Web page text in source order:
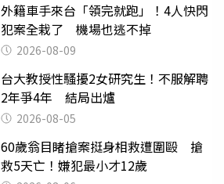
外籍車手來台「領完就跑」！4人快閃
犯案全栽了 機場也逃不掉
2026-08-09
台大教授性騷擾2女研究生！不服解聘
2年爭4年 結局出爐
2026-08-05
60歲翁目睹搶案挺身相救遭圍毆 搶
救5天亡！嫌犯最小才12歲